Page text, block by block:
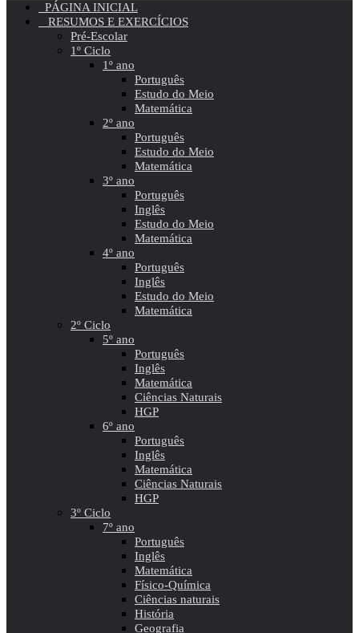
PÁGINA INICIAL
RESUMOS E EXERCÍCIOS
Pré-Escolar
1º Ciclo
1º ano
Português
Estudo do Meio
Matemática
2º ano
Português
Estudo do Meio
Matemática
3º ano
Português
Inglês
Estudo do Meio
Matemática
4º ano
Português
Inglês
Estudo do Meio
Matemática
2º Ciclo
5º ano
Português
Inglês
Matemática
Ciências Naturais
HGP
6º ano
Português
Inglês
Matemática
Ciências Naturais
HGP
3º Ciclo
7º ano
Português
Inglês
Matemática
Físico-Química
Ciências naturais
História
Geografia